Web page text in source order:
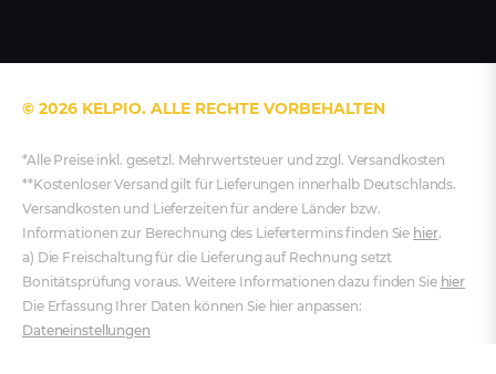
© 2026 KELPIO. ALLE RECHTE VORBEHALTEN
*Alle Preise inkl. gesetzl. Mehrwertsteuer und zzgl. Versandkosten
**Kostenloser Versand gilt für Lieferungen innerhalb Deutschlands.
Versandkosten und Lieferzeiten für andere Länder bzw.
Informationen zur Berechnung des Liefertermins finden Sie hier.
a) Die Freischaltung für die Lieferung auf Rechnung setzt
Bonitätsprüfung voraus. Weitere Informationen dazu finden Sie hier
Die Erfassung Ihrer Daten können Sie hier anpassen:
Dateneinstellungen